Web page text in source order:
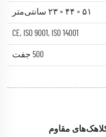
۵۱ × ۴۴ × ۲۳ سانتی‌متر
CE, ISO 9001, ISO 14001
500 جفت
کلاهک‌های مقاوم